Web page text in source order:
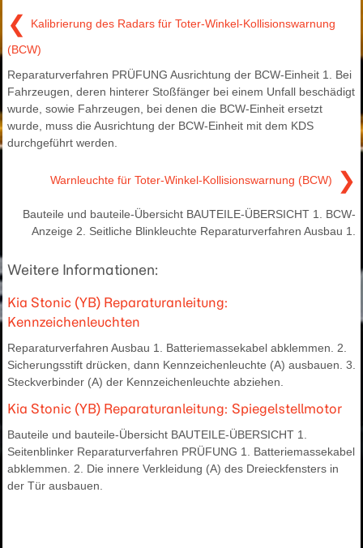
❮ Kalibrierung des Radars für Toter-Winkel-Kollisionswarnung
(BCW)
Reparaturverfahren PRÜFUNG Ausrichtung der BCW-Einheit 1. Bei
Fahrzeugen, deren hinterer Stoßfänger bei einem Unfall beschädigt
wurde, sowie Fahrzeugen, bei denen die BCW-Einheit ersetzt
wurde, muss die Ausrichtung der BCW-Einheit mit dem KDS
durchgeführt werden.
Warnleuchte für Toter-Winkel-Kollisionswarnung (BCW) ❯
Bauteile und bauteile-Übersicht BAUTEILE-ÜBERSICHT 1. BCW-
Anzeige 2. Seitliche Blinkleuchte Reparaturverfahren Ausbau 1.
Weitere Informationen:
Kia Stonic (YB) Reparaturanleitung:
Kennzeichenleuchten
Reparaturverfahren Ausbau 1. Batteriemassekabel abklemmen. 2.
Sicherungsstift drücken, dann Kennzeichenleuchte (A) ausbauen. 3.
Steckverbinder (A) der Kennzeichenleuchte abziehen.
Kia Stonic (YB) Reparaturanleitung: Spiegelstellmotor
Bauteile und bauteile-Übersicht BAUTEILE-ÜBERSICHT 1.
Seitenblinker Reparaturverfahren PRÜFUNG 1. Batteriemassekabel
abklemmen. 2. Die innere Verkleidung (A) des Dreieckfensters in
der Tür ausbauen.